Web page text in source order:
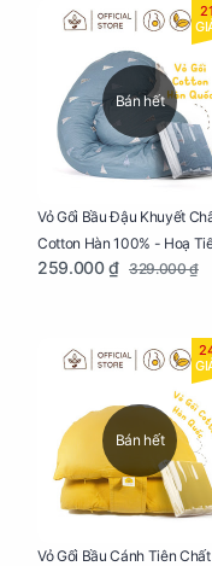
Bán hết
Vỏ Gối Bầu Đậu Khuyết
Cotton Hàn 100% - Hoạ
Thông Lạnh
259.000 ₫ 329.000 ₫
Bán hết
Vỏ Gối Bầu Cánh Tiên Chất